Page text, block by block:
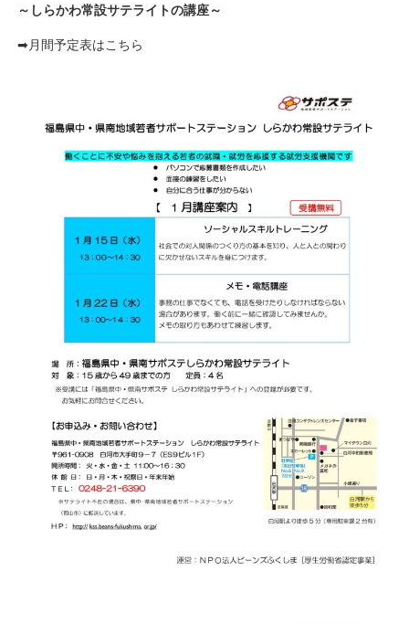
～しらかわ常設サテライトの講座～
➡月間予定表はこちら